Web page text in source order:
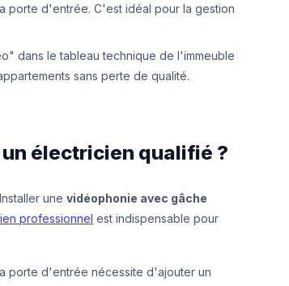
porte d'entrée. C'est idéal pour la gestion
dans le tableau technique de l'immeuble
sans perte de qualité.
électricien qualifié ?
une vidéophonie avec gâche
professionnel est indispensable pour
porte d'entrée nécessite d'ajouter un